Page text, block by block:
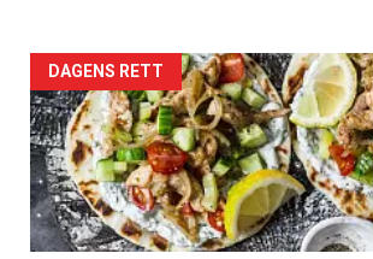
Forsiden
akkurat
nå
-
DAGENS RETT